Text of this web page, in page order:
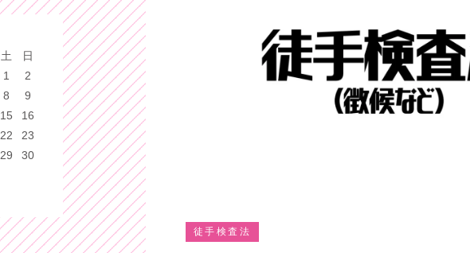
徒手検査法
土
日
1
2
8
9
15
16
22
23
29
30